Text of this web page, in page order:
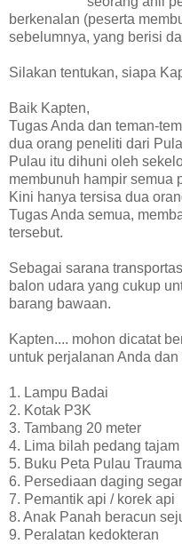
berkenalan (peserta
sebelumnya, yang berisi
Silakan tentukan, siapa
Baik Kapten,
Tugas Anda dan teman-
dua orang peneliti dari
Pulau itu dihuni oleh
membunuh hampir semua
Kini hanya tersisa dua
Tugas Anda semua,
tersebut.
Sebagai sarana
balon udara yang cukup
barang bawaan.
Kapten.... mohon dicatat
untuk perjalanan Anda dan
1. Lampu Badai
2. Kotak P3K
3. Tambang 20 meter
4. Lima bilah pedang tajam
5. Buku Peta Pulau
6. Persediaan daging
7. Pemantik api / korek api
8. Anak Panah beracun
9. Peralatan kedokteran